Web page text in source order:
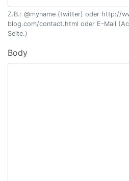
Z.B.: @myname (twitter) oder http://
blog.com/contact.html oder E-Mail
Seite.)
Body